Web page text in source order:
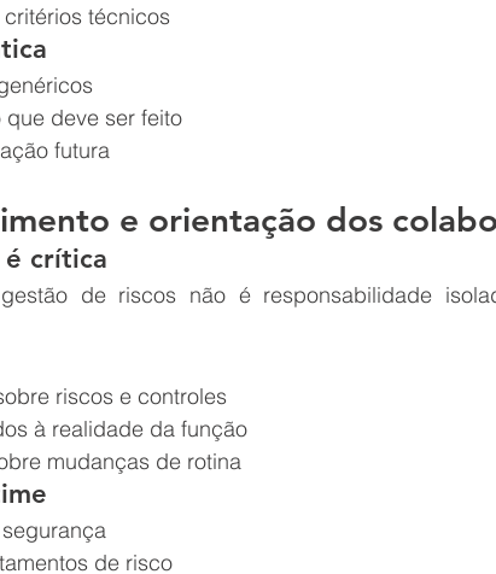
técnicos
deve ser feito
futura
e orientação dos
é crítica
de riscos não é responsabilidade
riscos e controles
à realidade da função
mudanças de rotina
de risco